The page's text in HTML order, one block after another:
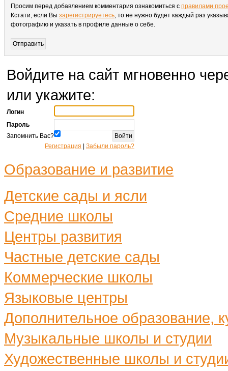
Просим перед добавлением комментария ознакомиться с правилами
Кстати, если Вы зарегистрируетесь, то не нужно будет каждый раз
фотографию и указать в профиле данные о себе.
Войдите на сайт мгновенно
или укажите:
Логин
Пароль
Запомнить Вас?
Регистрация
Забыли пароль?
Образование и развитие
Детские сады и ясли
Средние школы
Центры развития
Частные детские сады
Коммерческие школы
Языковые центры
Дополнительное образование,
Музыкальные школы и студии
Художественные школы и